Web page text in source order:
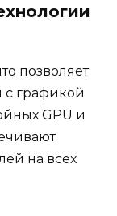
позволяет
с графикой
GPU и
на всех